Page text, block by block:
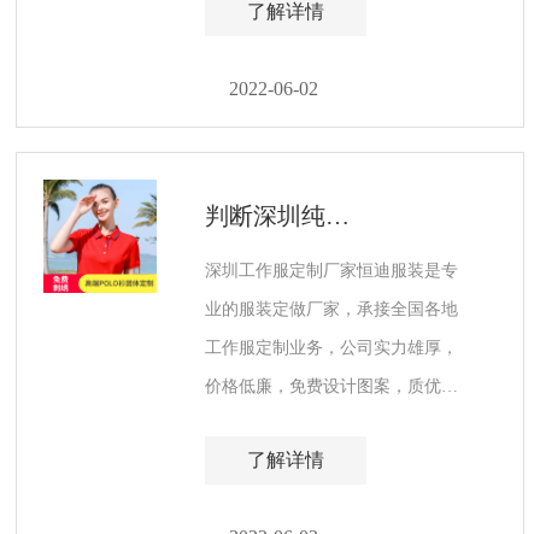
的团队精神。
了解详情
2022-06-02
判断深圳纯棉工作服定制质量好坏的方法
深圳工作服定制厂家恒迪服装是专
业的服装定做厂家，承接全国各地
工作服定制业务，公司实力雄厚，
价格低廉，免费设计图案，质优价
了解详情